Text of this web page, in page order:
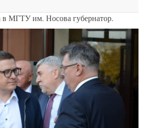
в МГТУ им. Носова губернатор.